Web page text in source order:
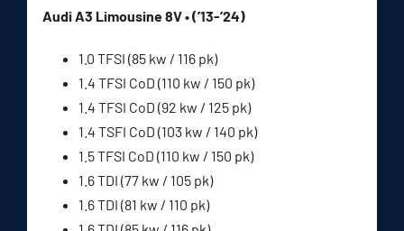
Audi A3 Limousine 8V • (’13-’24)
1.0 TFSI (85 kw / 116 pk)
1.4 TFSI CoD (110 kw / 150 pk)
1.4 TFSI CoD (92 kw / 125 pk)
1.4 TSFI CoD (103 kw / 140 pk)
1.5 TFSI CoD (110 kw / 150 pk)
1.6 TDI (77 kw / 105 pk)
1.6 TDI (81 kw / 110 pk)